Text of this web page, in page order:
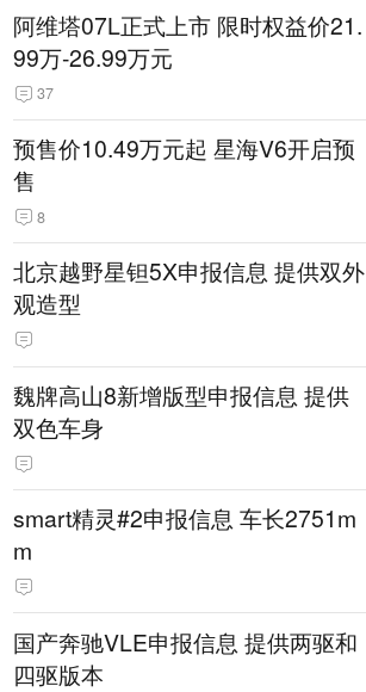
阿维塔07L正式上市 限时权益价21.
99万-26.99万元
37
预售价10.49万元起 星海V6开启预
售
8
北京越野星钽5X申报信息 提供双外
观造型
魏牌高山8新增版型申报信息 提供
双色车身
smart精灵#2申报信息 车长2751m
m
国产奔驰VLE申报信息 提供两驱和
四驱版本